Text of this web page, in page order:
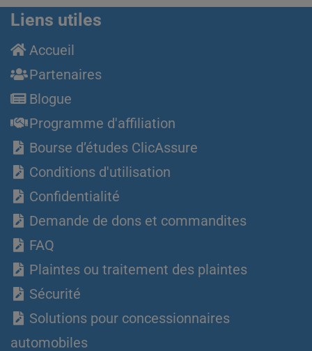
Liens utiles
Accueil
Partenaires
Blogue
Programme d'affiliation
Bourse d’études ClicAssure
Conditions d'utilisation
Confidentialité
Demande de dons et commandites
FAQ
Plaintes ou traitement des plaintes
Sécurité
Solutions pour concessionnaires
automobiles